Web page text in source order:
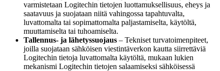
varmistetaan Logitechin tietojen luottamuksellisuus, eheys ja
saatavuus ja suojataan niitä vahingossa tapahtuvalta,
luvattomalta tai sopimattomalta paljastamiselta, käytöltä,
muuttamiselta tai tuhoamiselta.
Tallennus- ja lähetyssuojaus – Tekniset turvatoimenpiteet,
joilla suojataan sähköisen viestintäverkon kautta siirrettäviä
Logitechin tietoja luvattomalta käytöltä, mukaan lukien
mekanismi Logitechin tietojen salaamiseksi sähköisessä